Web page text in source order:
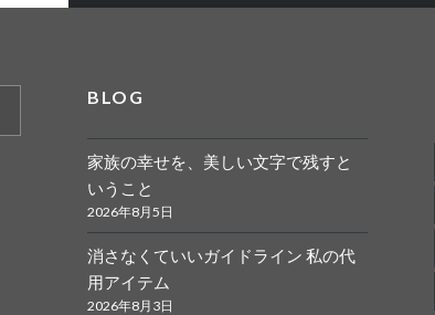
BLOG
家族の幸せを、美しい文字で残すと
いうこと
2026年8月5日
消さなくていいガイドライン 私の代
用アイテム
2026年8月3日